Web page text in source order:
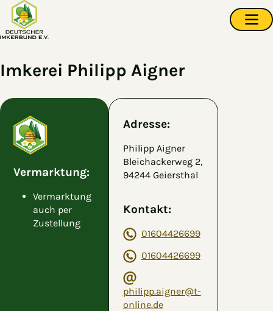
Zum Hauptinhalt springen
Imkerei Philipp Aigner
Vermarktung:
Vermarktung
auch per
Zustellung
Adresse:
Philipp Aigner
Bleichackerweg 2,
94244 Geiersthal
Kontakt:
01604426699
01604426699
philipp.aigner@t-
online.de